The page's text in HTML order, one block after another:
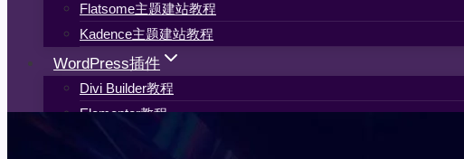
Flatsome主题建站教程
Kadence主题建站教程
WordPress插件
Divi Builder教程
Elementor教程